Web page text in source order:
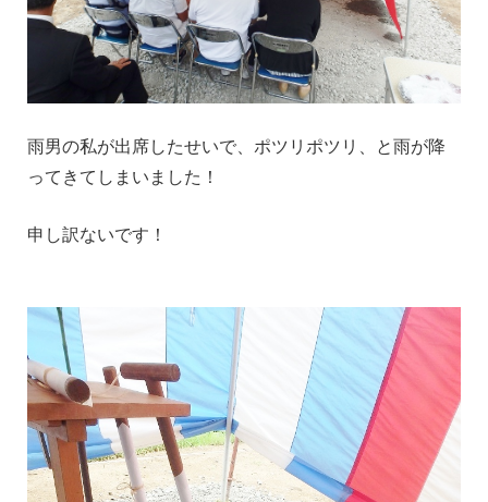
雨男の私が出席したせいで、ポツリポツリ、と雨が降
ってきてしまいました！
申し訳ないです！